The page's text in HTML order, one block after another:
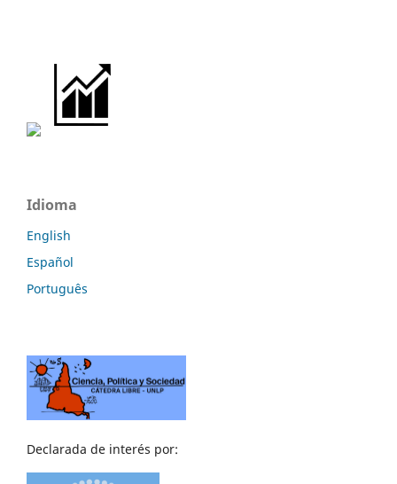
Idioma
English
Español
Português
Declarada de interés por: